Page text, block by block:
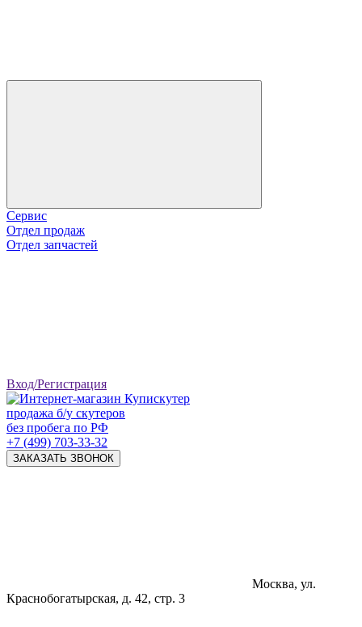
Сервис
Отдел продаж
Отдел запчастей
Вход/Регистрация
продажа б/у скутеров
без пробега по РФ
+7 (499) 703-33-32
ЗАКАЗАТЬ ЗВОНОК
Москва, ул.
Краснобогатырская, д. 42, стр. 3